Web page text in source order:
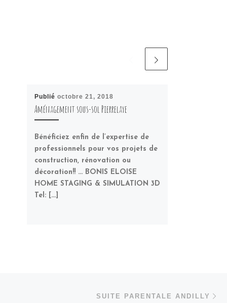
Publié octobre 21, 2018
Aménagement sous-sol Pierrelaye
Bénéficiez enfin de l’expertise de
professionnels pour vos projets de
construction, rénovation ou
décoration!! … BONIS ELOISE
HOME STAGING & SIMULATION 3D
Tel: […]
SUITE PARENTALE ANDILLY